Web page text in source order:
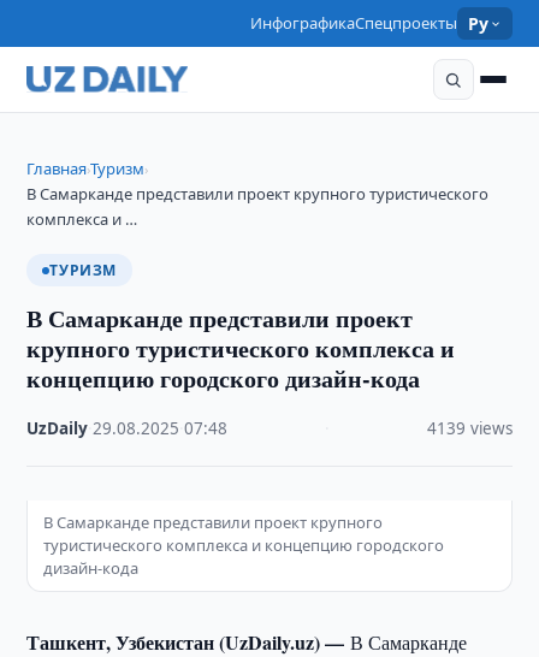
ИнфографикаСпецпроекты Ру
Главная›Туризм›
В Самарканде представили проект крупного туристического
комплекса и …
ТУРИЗМ
В Самарканде представили проект
крупного туристического комплекса и
концепцию городского дизайн-кода
UzDaily ·29.08.2025 ·07:48 4139 views
В Самарканде представили проект крупного
туристического комплекса и концепцию городского
дизайн-кода
Ташкент, Узбекистан (UzDaily.uz) —В Самарканде